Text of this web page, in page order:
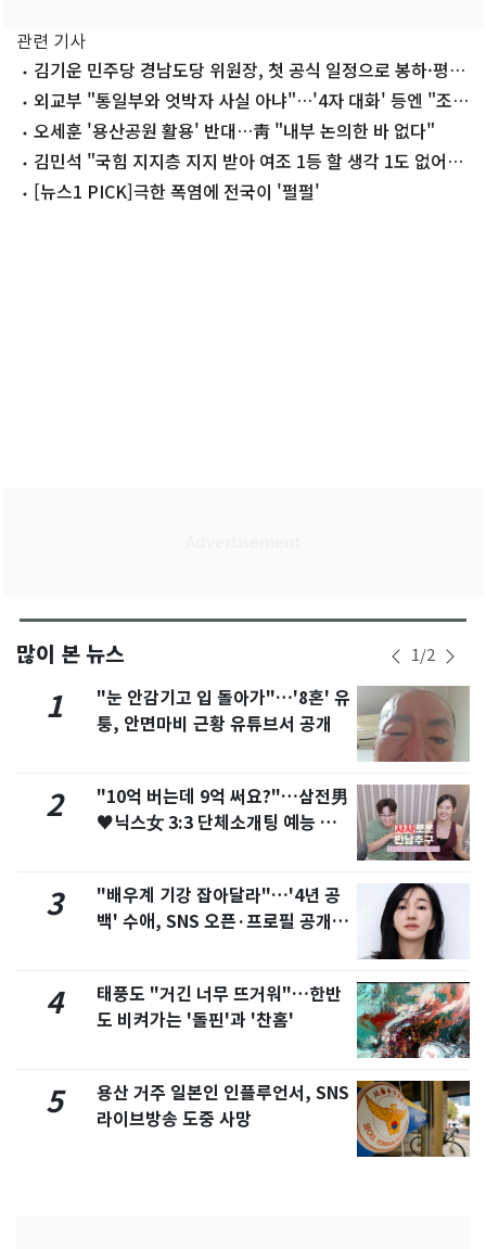
관련 기사
김기운 민주당 경남도당 위원장, 첫 공식 일정으로 봉하·평산
방문외교부 "통일부와 엇박자 사실 아냐"…'4자 대화' 등엔 "조율
필요"
오세훈 '용산공원 활용' 반대…靑 "내부 논의한 바 없다"
김민석 "국힘 지지층 지지 받아 여조 1등 할 생각 1도 없어"
(종합)
[뉴스1 PICK]극한 폭염에 전국이 '펄펄'
많이 본 뉴스 1/2
1
"눈 안감기고 입 돌아가"…'8혼' 유
퉁, 안면마비 근황 유튜브서 공개
2
"10억 버는데 9억 써요?"…삼전男
♥닉스女 3:3 단체소개팅 예능 화
3
"배우계 기강 잡아달라"…'4년 공
백' 수애, SNS 오픈·프로필 공개
4
태풍도 "거긴 너무 뜨거워"…한반
도 비켜가는 '돌핀'과 '찬홈'
5
용산 거주 일본인 인플루언서, SNS
라이브방송 도중 사망